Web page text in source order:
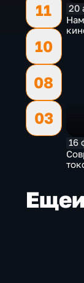
11
10
08
03
20
16
Еще